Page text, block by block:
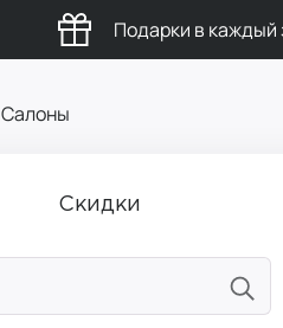
Подарки в каждый
Салоны
Скидки